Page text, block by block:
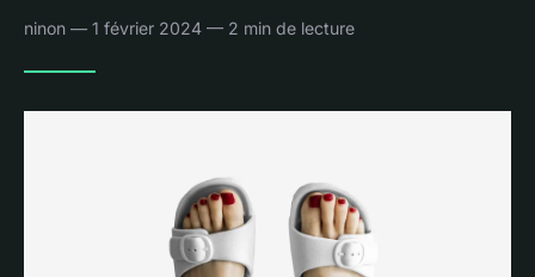
ninon — 1 février 2024 — 2 min de lecture